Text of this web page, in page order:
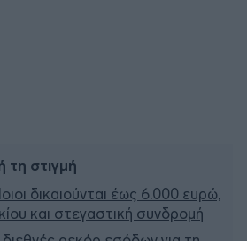
τη στιγμή
δικαιούνται έως 6.000 ευρώ,
και στεγαστική συνδρομή